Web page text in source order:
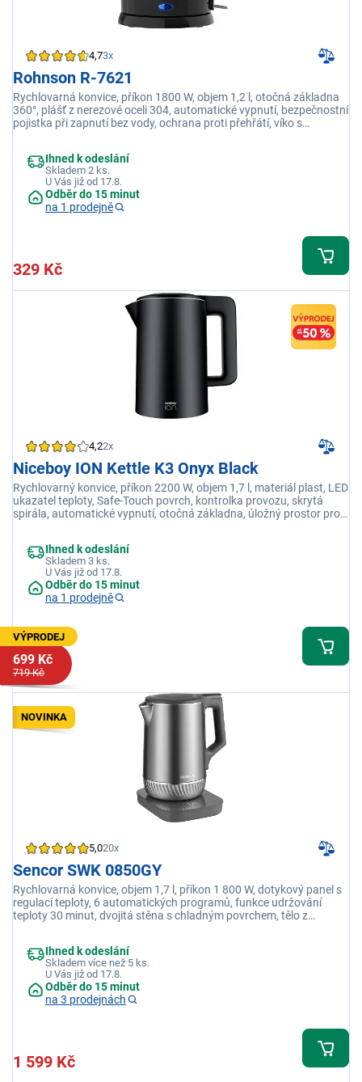
4,73x
Rohnson R-7621
Rychlovarná konvice, příkon 1800 W, objem 1,2 l, otočná základna
360°, plášť z nerezové oceli 304, automatické vypnutí, bezpečnostní
pojistka při zapnutí bez vody, ochrana proti přehřátí, víko s
Ihned k odeslání
Skladem 2 ks.
U Vás již od 17.8.
Odběr do 15 minut
na 1 prodejně
329 Kč
4,22x
Niceboy ION Kettle K3 Onyx Black
Rychlovarný konvice, příkon 2200 W, objem 1,7 l, materiál plast, LED
ukazatel teploty, Safe-Touch povrch, kontrolka provozu, skrytá
spirála, automatické vypnutí, otočná základna, úložný prostor pro
Ihned k odeslání
Skladem 3 ks.
U Vás již od 17.8.
Odběr do 15 minut
na 1 prodejně
VÝPRODEJ
699 Kč
719 Kč
NOVINKA
5,020x
Sencor SWK 0850GY
Rychlovarná konvice, objem 1,7 l, příkon 1 800 W, dotykový panel s
regulací teploty, 6 automatických programů, funkce udržování
teploty 30 minut, dvojitá stěna s chladným povrchem, tělo z
Ihned k odeslání
Skladem více než 5 ks.
U Vás již od 17.8.
Odběr do 15 minut
na 3 prodejnách
1 599 Kč